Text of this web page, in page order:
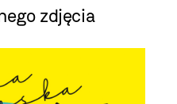
zdjęcia